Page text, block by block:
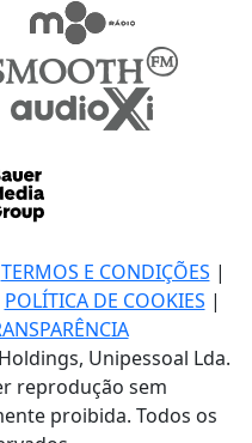
TERMOS E CONDIÇÕES |
POLÍTICA DE COOKIES |
Unipessoal Lda.
reprodução sem
proibida. Todos os